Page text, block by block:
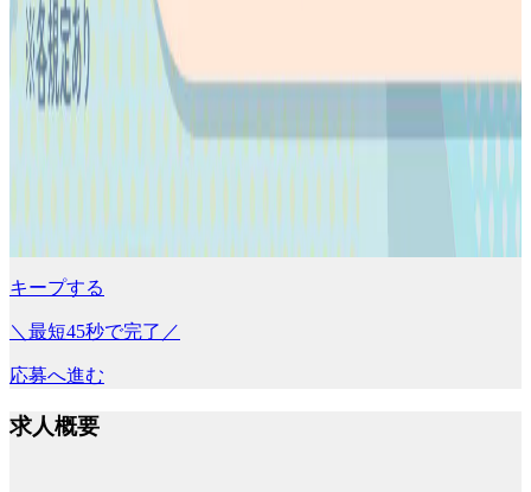
キープする
＼最短45秒で完了／
応募へ進む
求人概要